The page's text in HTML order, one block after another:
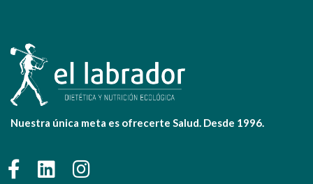
Nuestra única meta es ofrecerte Salud. Desde 1996.